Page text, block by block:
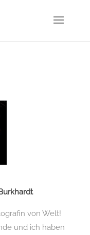
von Welt!
und ich haben